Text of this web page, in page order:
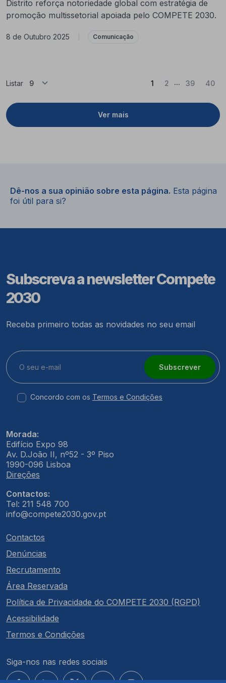
Distrito reforça notoriedade global com estratégia de
promoção multissetorial apoiada pelo COMPETE 2030.
8 de Outubro 2025 Comunicação
Listar
Ver mais
1 (Atual)
2 ... 39 40
Dê-nos a sua opinião sobre esta página. Esta página
foi útil para si?
Subscreva a newsletter Compete
2030
Receba primeiro todas as novidades no seu email
Subscrever
Concordo com os Termos e Condições
Morada:
Edifício Expo 98
Av. D.João II, nº52 - 3º Piso
1990-096 Lisboa
Direções
Contactos:
Tel: 211 548 700
info@compete2030.gov.pt
Contactos
Denúncias
Recrutamento
Área Reservada
Política de Privacidade do COMPETE 2030 (RGPD)
Acessibilidade
Termos e Condições
Siga-nos nas redes sociais